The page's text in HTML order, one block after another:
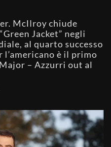
McIlroy chiude
Jacket” negli
al quarto successo
l’americano è il primo
– Azzurri out al